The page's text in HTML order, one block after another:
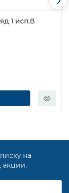
1 исп.В
на
акции.